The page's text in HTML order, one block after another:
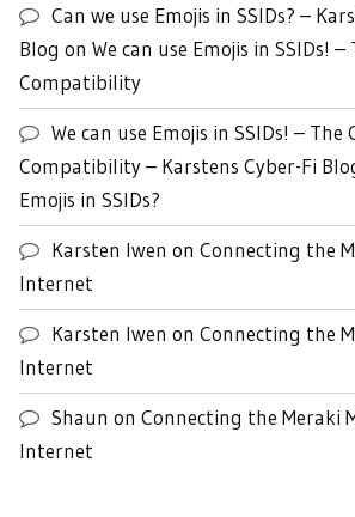
Can we use Emojis in SSIDs? –
Blog on We can use Emojis in SSIDs!
Compatibility
We can use Emojis in SSIDs! – The
Compatibility – Karstens Cyber-Fi
Emojis in SSIDs?
Karsten Iwen on Connecting the
Internet
Karsten Iwen on Connecting the
Internet
Shaun on Connecting the Meraki
Internet